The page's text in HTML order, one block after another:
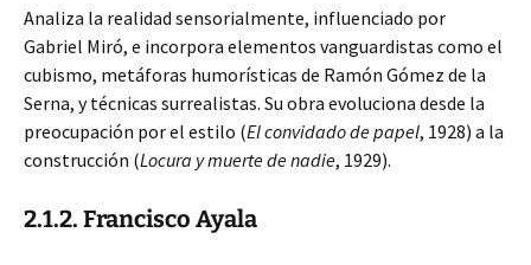
Analiza la realidad sensorialmente, influenciado por
Gabriel Miró, e incorpora elementos vanguardistas como el
cubismo, metáforas humorísticas de Ramón Gómez de la
Serna, y técnicas surrealistas. Su obra evoluciona desde la
preocupación por el estilo (El convidado de papel, 1928) a la
construcción (Locura y muerte de nadie, 1929).
2.1.2. Francisco Ayala